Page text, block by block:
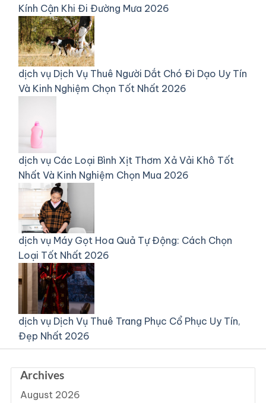
Kính Cận Khi Đi Đường Mưa 2026
dịch vụ Dịch Vụ Thuê Người Dắt Chó Đi Dạo Uy Tín
Và Kinh Nghiệm Chọn Tốt Nhất 2026
dịch vụ Các Loại Bình Xịt Thơm Xả Vải Khô Tốt
Nhất Và Kinh Nghiệm Chọn Mua 2026
dịch vụ Máy Gọt Hoa Quả Tự Động: Cách Chọn
Loại Tốt Nhất 2026
dịch vụ Dịch Vụ Thuê Trang Phục Cổ Phục Uy Tín,
Đẹp Nhất 2026
Archives
August 2026